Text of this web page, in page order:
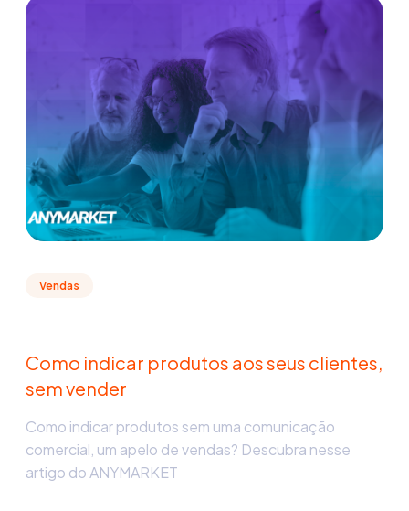
Vendas
Como indicar produtos aos seus clientes,
sem vender
Como indicar produtos sem uma comunicação
comercial, um apelo de vendas? Descubra nesse
artigo do ANYMARKET